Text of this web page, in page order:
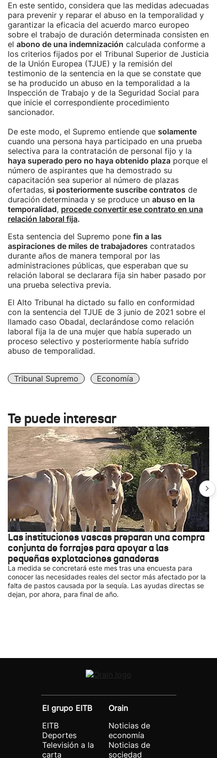
En este sentido, considera que las medidas adecuadas
para prevenir y reparar el abuso en la temporalidad y
garantizar la eficacia del acuerdo marco europeo
sobre el trabajo de duración determinada consisten en
el abono de una indemnización calculada conforme a
los criterios fijados por el Tribunal Superior de Justicia
de la Unión Europea (TJUE) y la remisión del
testimonio de la sentencia en la que se constate que
se ha producido un abuso en la temporalidad a la
Inspección de Trabajo y de la Seguridad Social para
que inicie el correspondiente procedimiento
sancionador.
De este modo, el Supremo entiende que solamente
cuando una persona haya participado en una prueba
selectiva para la contratación de personal fijo y la
haya superado pero no haya obtenido plaza porque el
número de aspirantes que ha demostrado su
capacitación sea superior al número de plazas
ofertadas, si posteriormente suscribe contratos de
duración determinada y se produce un abuso en la
temporalidad, procede convertir ese contrato en una
relación laboral fija.
Esta sentencia del Supremo pone fin a las
aspiraciones de miles de trabajadores contratados
durante años de manera temporal por las
administraciones públicas, que esperaban que su
relación laboral se declarara fija sin haber pasado por
una prueba selectiva previa.
El Alto Tribunal ha dictado su fallo en conformidad
con la sentencia del TJUE de 3 junio de 2021 sobre el
llamado caso Obadal, declarándose como relación
laboral fija la de una mujer que había superado un
proceso selectivo y posteriormente había sufrido
abuso de temporalidad.
Tribunal Supremo Economía
Te puede interesar
Las instituciones vascas preparan una compra
conjunta de forrajes para apoyar a las
pequeñas explotaciones ganaderas
La medida se concretará este mes tras una encuesta para
conocer las necesidades reales del sector más afectado por la
falta de pastos causada por la sequía. Las ayudas directas se
dejan, por ahora, para final de año.
El grupo EITB
EITB
Deportes
Televisión a la
carta
Orain
Noticias de
economía
Noticias de
sociedad